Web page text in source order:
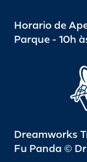
Horario de
Parque - 10h
Dreamworks
Fu Panda ©